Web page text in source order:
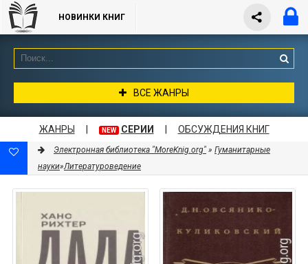
НОВИНКИ КНИГ
ВСЕ ЖАНРЫ
ЖАНРЫ NEW СЕРИИ ОБСУЖДЕНИЯ КНИГ
Электронная библиотека "MoreKnig.org" » Гуманитарные
науки»Литературоведение